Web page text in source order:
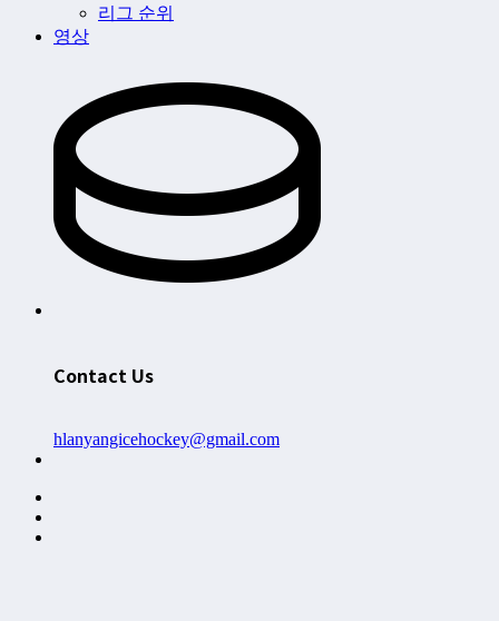
리그 순위
영상
Contact Us
hlanyangicehockey@gmail.com